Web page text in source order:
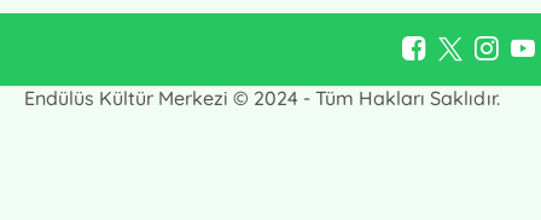
Endülüs Kültür Merkezi © 2024 - Tüm Hakları Saklıdır.